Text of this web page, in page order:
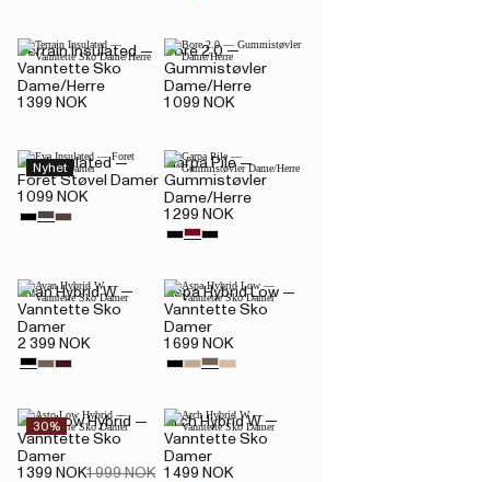
Terrain Insulated —
Vanntette Sko
Dame/Herre
1 399 NOK
Bore 2.0 —
Gummistøvler
Dame/Herre
1 099 NOK
Nyhet
Eva Insulated —
Foret Støvel Damer
1 099 NOK
Garpa Pile —
Gummistøvler
Dame/Herre
1 299 NOK
Avan Hybrid W —
Vanntette Sko
Damer
2 399 NOK
Aspa Hybrid Low —
Vanntette Sko
Damer
1 699 NOK
30%
Asto Low Hybrid —
Vanntette Sko
Damer
1 399 NOK1 999 NOK
Arch Hybrid W —
Vanntette Sko
Damer
1 499 NOK